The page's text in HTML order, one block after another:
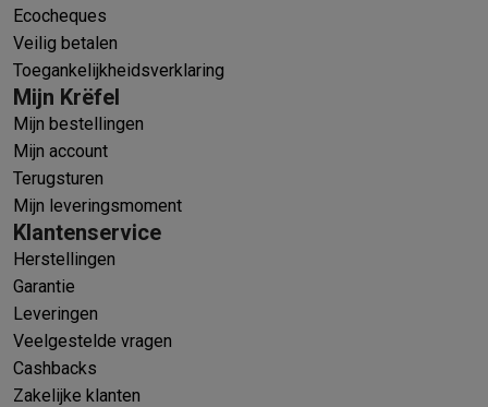
Ecocheques
Veilig betalen
Toegankelijkheidsverklaring
Mijn Krëfel
Mijn bestellingen
Mijn account
Terugsturen
Mijn leveringsmoment
Klantenservice
Herstellingen
Garantie
Leveringen
Veelgestelde vragen
Cashbacks
Zakelijke klanten